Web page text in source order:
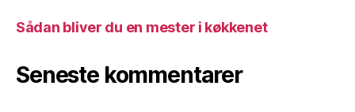
Sådan bliver du en mester i køkkenet
Seneste kommentarer